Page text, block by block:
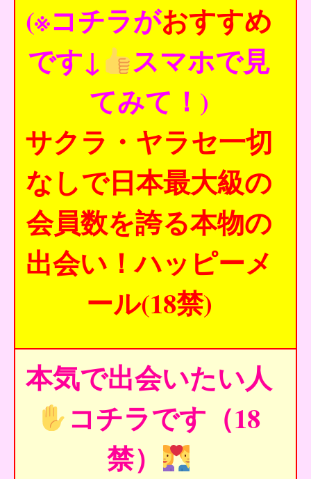
(※コチラがおすすめ
です↓
スマホで見
てみて！)
サクラ・ヤラセ一切
なしで日本最大級の
会員数を誇る本物の
出会い！ハッピーメ
ール(18禁)
本気で出会いたい人
コチラです（18
禁）